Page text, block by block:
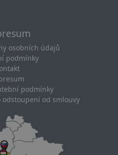
osobních údajů
podmínky
podmínky
od smlouvy